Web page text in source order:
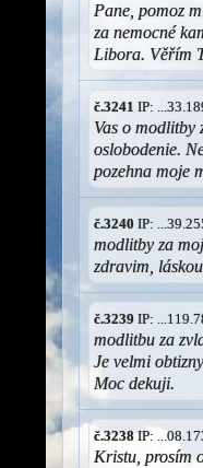
Pane, pomoz
za nemocné
Libora. Věřím
č.3241 IP:
Vas o modlitby
oslobodenie.
pozehna moje
č.3240 IP:
modlitby za
zdravim,
č.3239 IP:
modlitbu za
Je velmi
Moc dekuji.
č.3238IP:
Kristu, prosím